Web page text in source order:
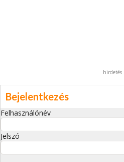
hirdetés
Bejelentkezés
Felhasználónév
Jelszó